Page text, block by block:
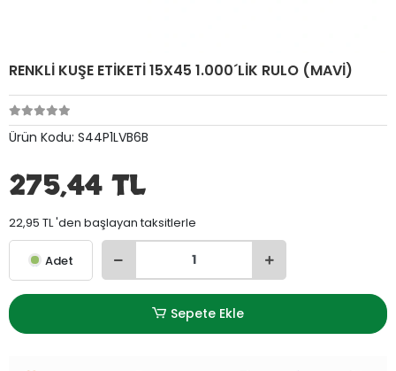
RENKLİ KUŞE ETİKETİ 15X45 1.000´LİK RULO (MAVİ)
Ürün Kodu: S44P1LVB6B
275,44 TL
22,95 TL 'den başlayan taksitlerle
Adet
Sepete Ekle